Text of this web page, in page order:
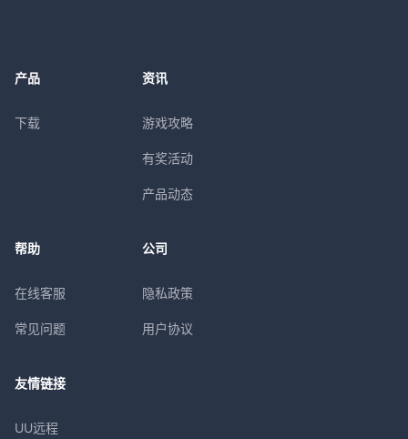
产品
下载
资讯
游戏攻略
有奖活动
产品动态
帮助
在线客服
常见问题
公司
隐私政策
用户协议
友情链接
UU远程